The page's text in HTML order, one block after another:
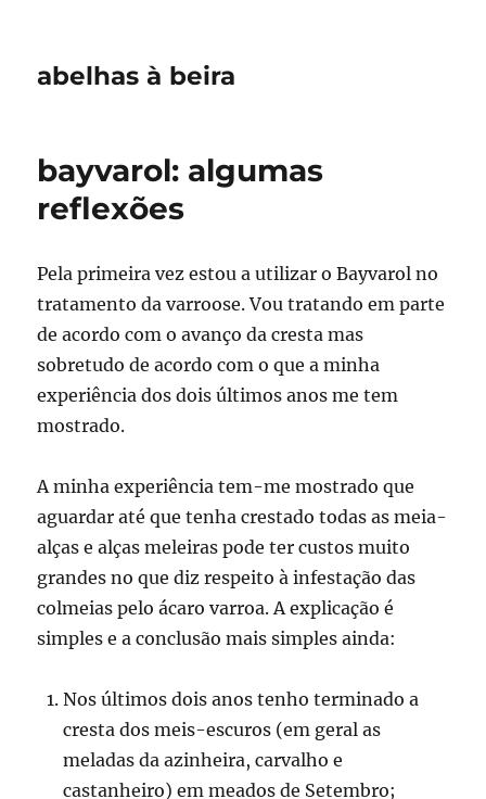
abelhas à beira
bayvarol: algumas
reflexões
Pela primeira vez estou a utilizar o Bayvarol no
tratamento da varroose. Vou tratando em parte
de acordo com o avanço da cresta mas
sobretudo de acordo com o que a minha
experiência dos dois últimos anos me tem
mostrado.
A minha experiência tem-me mostrado que
aguardar até que tenha crestado todas as meia-
alças e alças meleiras pode ter custos muito
grandes no que diz respeito à infestação das
colmeias pelo ácaro varroa. A explicação é
simples e a conclusão mais simples ainda:
Nos últimos dois anos tenho terminado a
cresta dos meis-escuros (em geral as
meladas da azinheira, carvalho e
castanheiro) em meados de Setembro;